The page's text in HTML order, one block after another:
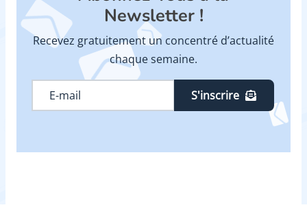
Newsletter !
Recevez gratuitement un concentré d’actualité
chaque semaine.
S'inscrire